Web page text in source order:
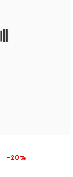
-20%